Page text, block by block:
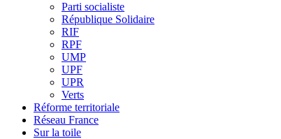
Parti socialiste
République Solidaire
RIF
RPF
UMP
UPF
UPR
Verts
Réforme territoriale
Réseau France
Sur la toile